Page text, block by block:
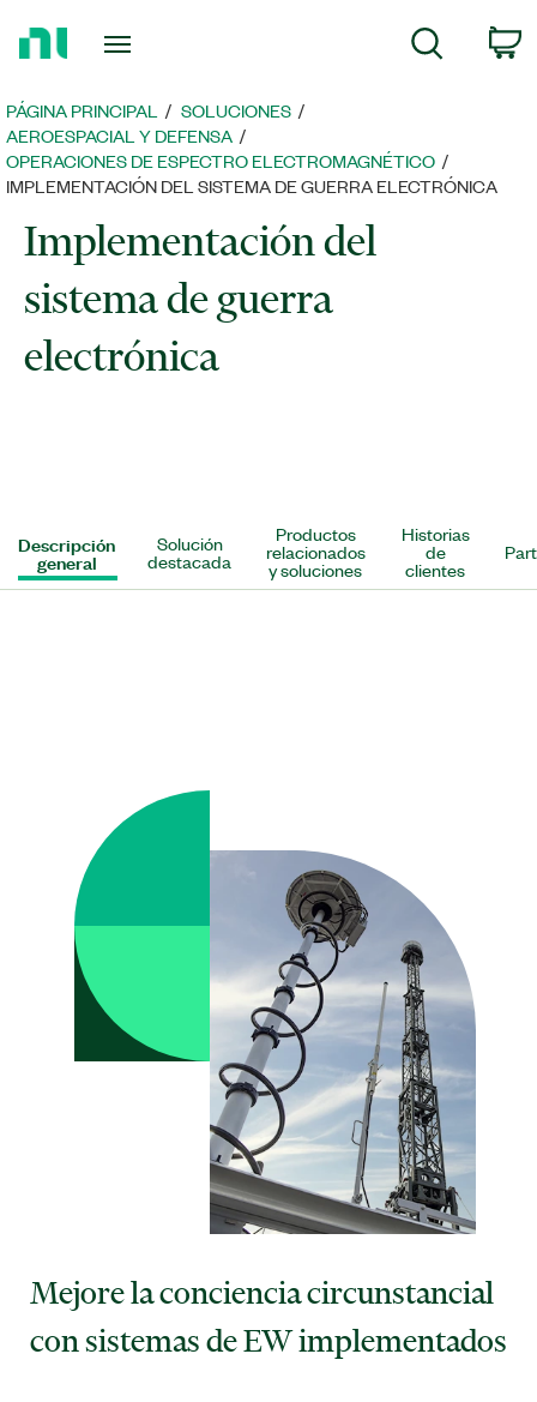
página
principal
Búsqueda
PÁGINA PRINCIPAL
SOLUCIONES
AEROESPACIAL Y DEFENSA
OPERACIONES DE ESPECTRO ELECTROMAGNÉTICO
IMPLEMENTACIÓN DEL SISTEMA DE GUERRA ELECTRÓNICA
Implementación del
sistema de guerra
electrónica
Descripción
general
Solución
destacada
Productos
relacionados
y soluciones
Historias
de
clientes
Mejore la conciencia circunstancial
con sistemas de EW implementados